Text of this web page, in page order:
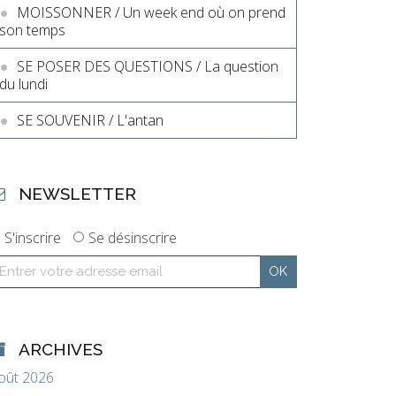
MOISSONNER / Un week end où on prend
son temps
SE POSER DES QUESTIONS / La question
du lundi
SE SOUVENIR / L'antan
NEWSLETTER
S'inscrire Se désinscrire
ARCHIVES
2026